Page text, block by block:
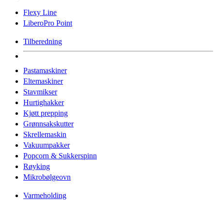
Flexy Line
LiberoPro Point
Tilberedning
Pastamaskiner
Eltemaskiner
Stavmikser
Hurtighakker
Kjøtt prepping
Grønnsakskutter
Skrellemaskin
Vakuumpakker
Popcorn & Sukkerspinn
Røyking
Mikrobølgeovn
Varmeholding